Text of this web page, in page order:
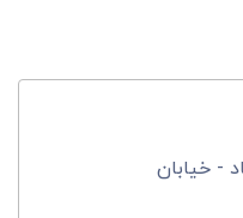
- خيابان